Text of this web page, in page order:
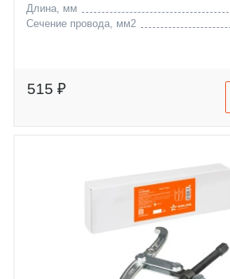
Длина, мм
Сечение провода, мм2
515 ₽